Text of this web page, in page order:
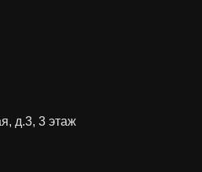
д.3, 3 этаж